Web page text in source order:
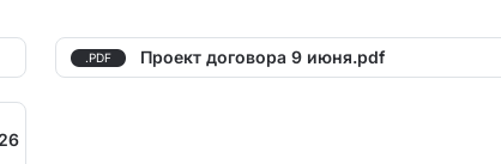
.PDF Проект договора 9 июня.pdf